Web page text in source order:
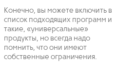
Конечно, вы можете включить в
список подходящих программ и
такие, «универсальные»
продукты, но всегда надо
помнить, что они имеют
собственные ограничения.